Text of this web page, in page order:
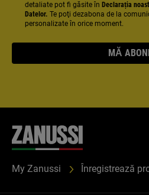
detaliate pot fi găsite în Declarația
Datelor. Te poţi dezabona de la
personalizate în orice moment.
MĂ
My Zanussi Înregistrează